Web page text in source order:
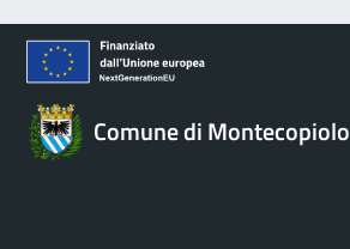
Comune di Montecopiolo